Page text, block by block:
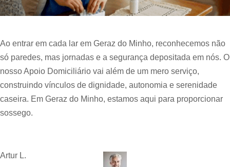
Ao entrar em cada lar em Geraz do Minho, reconhecemos não
só paredes, mas jornadas e a segurança depositada em nós. O
nosso Apoio Domiciliário vai além de um mero serviço,
construindo vínculos de dignidade, autonomia e serenidade
caseira. Em Geraz do Minho, estamos aqui para proporcionar
sossego.
Artur L.